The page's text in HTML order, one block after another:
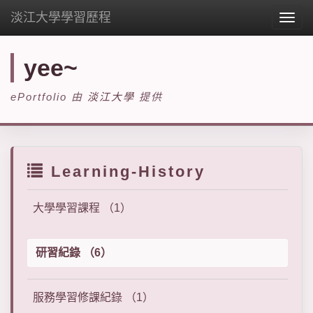
淡江大學學習歷程
yee~
ePortfolio 由 淡江大學 提供
Learning-History
大學學習課程 （1）
研習紀錄 （6）
服務學習修課紀錄 （1）